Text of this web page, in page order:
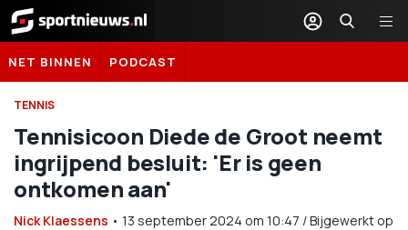
Sportnieuws.nl
NET BINNEN PODCAST
TENNIS
Tennisicoon Diede de Groot neemt
ingrijpend besluit: 'Er is geen
ontkomen aan'
Nick Klaessens • 13 september 2024 om 10:47 /Bijgewerkt op